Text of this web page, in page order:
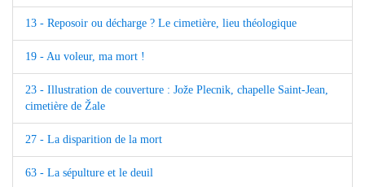
13 - Reposoir ou décharge ? Le cimetière, lieu théologique
19 - Au voleur, ma mort !
23 - Illustration de couverture : Jože Plecnik, chapelle Saint-Jean,
cimetière de Žale
27 - La disparition de la mort
63 - La sépulture et le deuil